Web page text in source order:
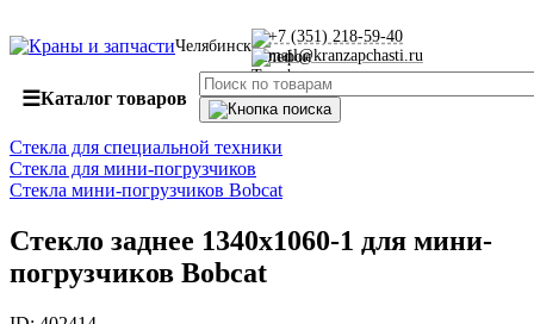
Челябинск
+7 (351) 218-59-40
mail@kranzapchasti.ru
☰Каталог товаров
Стекла для специальной техники
Стекла для мини-погрузчиков
Стекла мини-погрузчиков Bobcat
Стекло заднее 1340х1060-1 для мини-
погрузчиков Bobcat